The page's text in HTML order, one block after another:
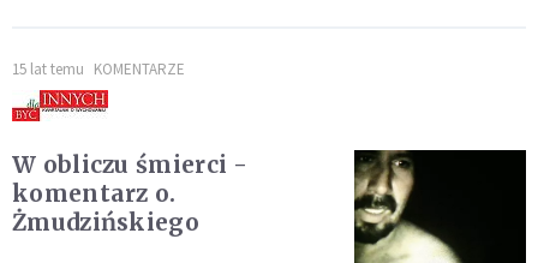
15 lat temu KOMENTARZE
W obliczu śmierci -
komentarz o.
Żmudzińskiego